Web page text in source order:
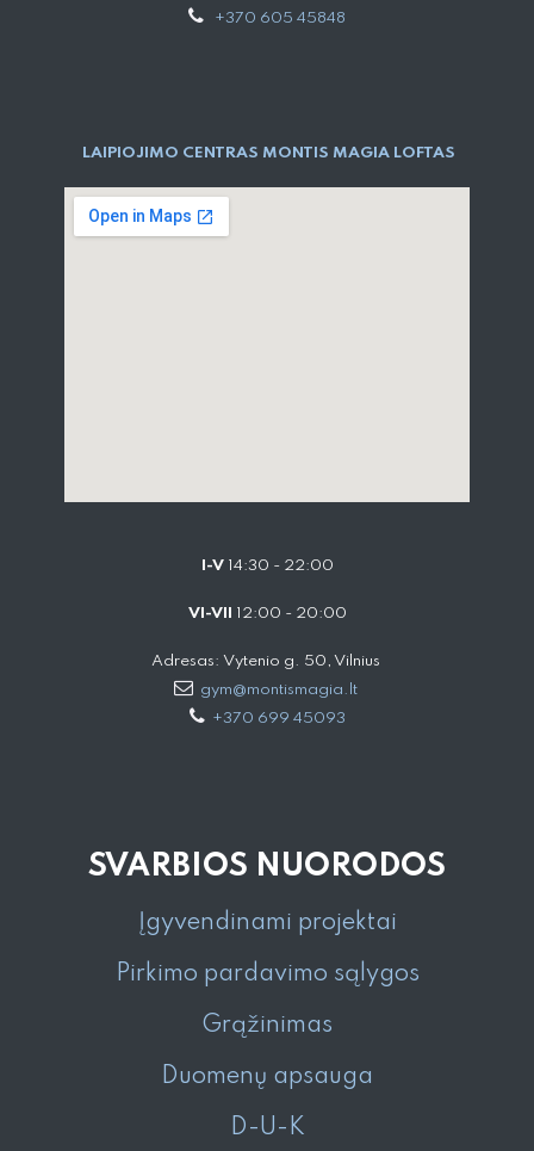
+370 605 45848
LAIPIOJIMO CENTRAS MONTIS MAGIA LOFTAS
I-V14:30 - 22:00
VI-VII 12:00 - 20:00
Adresas: Vytenio g. 50, Vilnius
gym@montismagia.lt
+370 699 45093
SVARBIOS NUORODOS
Įgyvendinami projektai
Pirkimo pardavimo sąlygos
Grąžinimas
Duomenų apsauga
D-U-K